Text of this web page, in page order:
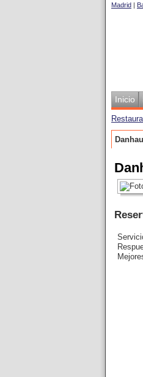
Madrid |
Inicio